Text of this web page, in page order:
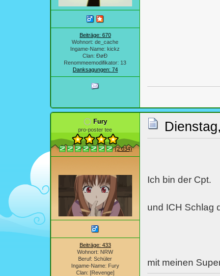
Beiträge: 670
Wohnort: de_cache
Ingame-Name: kickz
Clan: ÐøÐ
Renommeemodifikator: 13
Danksagungen: 74
Fury
pro-poster tee
(2 034)
Beiträge: 433
Wohnort: NRW
Beruf: Schüler
Ingame-Name: Fury
Clan: [Revenge]
Ich bin der Cpt.
und ICH Schlag
mit meinen